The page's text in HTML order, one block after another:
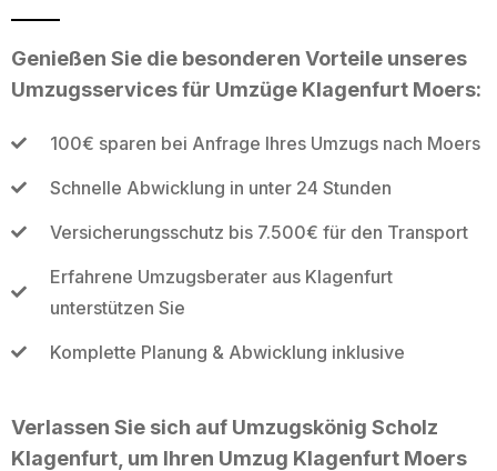
Genießen Sie die besonderen Vorteile unseres
Umzugsservices für Umzüge Klagenfurt Moers:
100€ sparen bei Anfrage Ihres Umzugs nach Moers
Schnelle Abwicklung in unter 24 Stunden
Versicherungsschutz bis 7.500€ für den Transport
Erfahrene Umzugsberater aus Klagenfurt
unterstützen Sie
Komplette Planung & Abwicklung inklusive
Verlassen Sie sich auf Umzugskönig Scholz
Klagenfurt, um Ihren Umzug Klagenfurt Moers